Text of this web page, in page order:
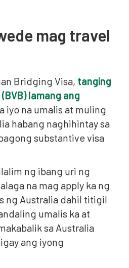
mag travel
Bridging Visa, tanging
lamang ang
iyo na umalis at muling
habang naghihintay sa
substantive visa
ng ibang uri ng
na mag apply ka ng
ng Australia dahil titigil
umalis ka at
sa Australia
ang iyong